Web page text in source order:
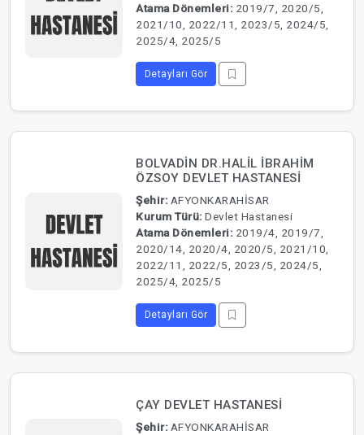
Atama Dönemleri: 2019/7, 2020/5,
2021/10, 2022/11, 2023/5, 2024/5,
2025/4, 2025/5
Detayları Gör
BOLVADİN DR.HALİL İBRAHİM
ÖZSOY DEVLET HASTANESİ
Şehir: AFYONKARAHİSAR
Kurum Türü: Devlet Hastanesi
Atama Dönemleri: 2019/4, 2019/7,
2020/14, 2020/4, 2020/5, 2021/10,
2022/11, 2022/5, 2023/5, 2024/5,
2025/4, 2025/5
Detayları Gör
ÇAY DEVLET HASTANESİ
Şehir: AFYONKARAHİSAR